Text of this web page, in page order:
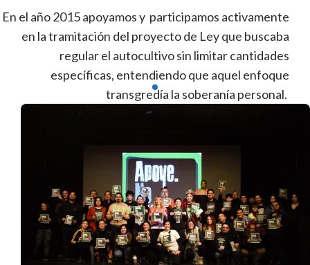
En el año 2015 apoyamos y participamos activamente
en la tramitación del proyecto de Ley que buscaba
regular el autocultivo sin limitar cantidades
específicas, entendiendo que aquel enfoque
transgredía la soberanía personal.